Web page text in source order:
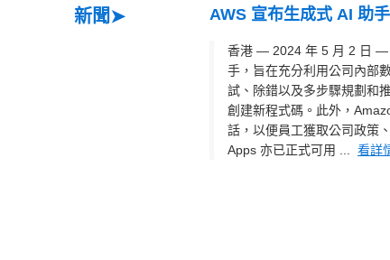
新聞➤ AWS 宣布生成式 AI 助
香港 — 2024 年 5 月 2 日 —
手，旨在充分利用公司內部
試、除錯以及多步驟規劃和
創建新程式碼。此外，
話，以便員工獲取公司政策
Apps 亦已正式可用 ... 看詳